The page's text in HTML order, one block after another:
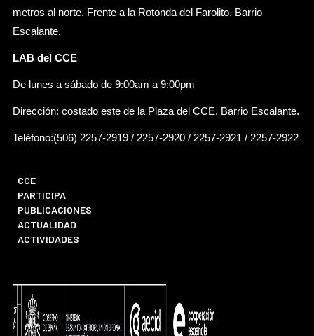
metros al norte. Frente a la Rotonda del Farolito. Barrio
Escalante.
LAB del CCE
De lunes a sábado de 9:00am a 9:00pm
Dirección: costado este de la Plaza del CCE, Barrio Escalante.
Teléfono:(506) 2257-2919 / 2257-2920 / 2257-2921 / 2257-2922
CCE
PARTICIPA
PUBLICACIONES
ACTUALIDAD
ACTIVIDADES